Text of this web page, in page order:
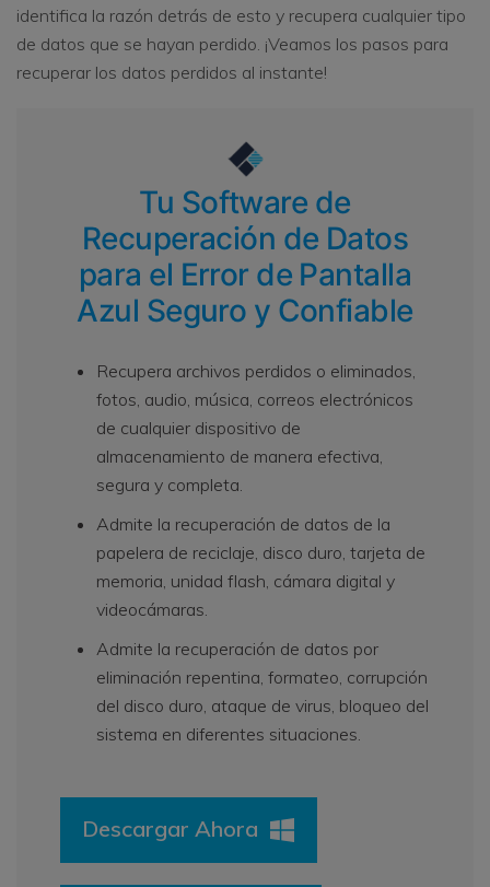
identifica la razón detrás de esto y recupera cualquier tipo
de datos que se hayan perdido. ¡Veamos los pasos para
recuperar los datos perdidos al instante!
Tu Software de
Recuperación de Datos
para el Error de Pantalla
Azul Seguro y Confiable
Recupera archivos perdidos o eliminados,
fotos, audio, música, correos electrónicos
de cualquier dispositivo de
almacenamiento de manera efectiva,
segura y completa.
Admite la recuperación de datos de la
papelera de reciclaje, disco duro, tarjeta de
memoria, unidad flash, cámara digital y
videocámaras.
Admite la recuperación de datos por
eliminación repentina, formateo, corrupción
del disco duro, ataque de virus, bloqueo del
sistema en diferentes situaciones.
Descargar Ahora